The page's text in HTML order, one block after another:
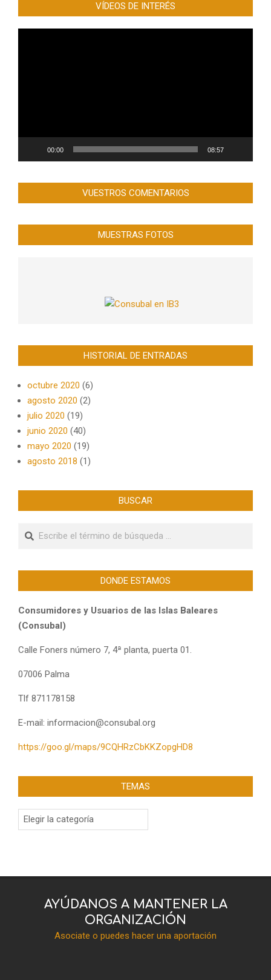
VÍDEOS DE INTERÉS
00:00 08:57
VUESTROS COMENTARIOS
MUESTRAS FOTOS
HISTORIAL DE ENTRADAS
octubre 2020 (6)
agosto 2020 (2)
julio 2020 (19)
junio 2020 (40)
mayo 2020 (19)
agosto 2018 (1)
BUSCAR
DONDE ESTAMOS
Consumidores y Usuarios de las Islas Baleares
(Consubal)
Calle Foners número 7, 4ª planta, puerta 01.
07006 Palma
Tlf 871178158
E-mail: informacion@consubal.org
https://goo.gl/maps/9CQHRzCbKKZopgHD8
TEMAS
Temas
AYÚDANOS A MANTENER LA
ORGANIZACIÓN
Asociate o puedes hacer una aportación